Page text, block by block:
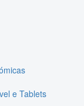
e Tablets